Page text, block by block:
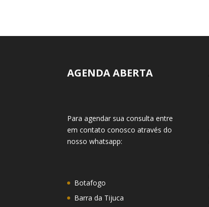
AGENDA ABERTA
Para agendar sua consulta entre
em contato conosco através do
nosso whatsapp:
Botafogo
Barra da Tijuca